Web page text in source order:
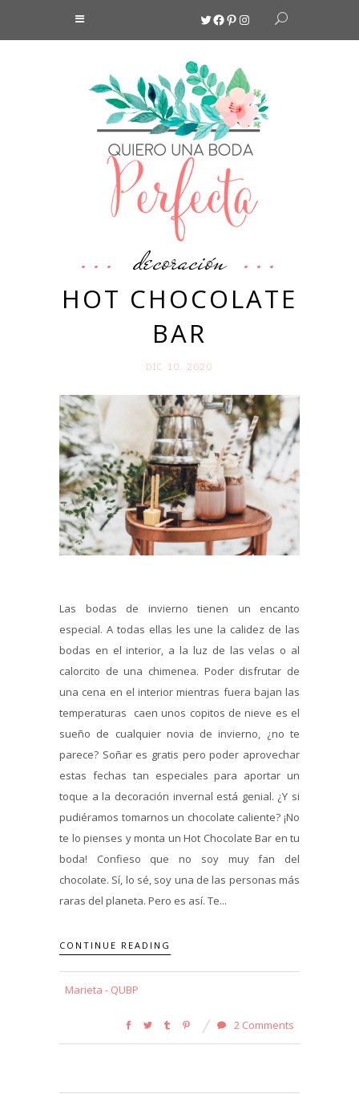
Twitter
Facebook
Pinterest
Instagram
decoración
HOT CHOCOLATE
BAR
DIC 10. 2020
Las bodas de invierno tienen un encanto
especial. A todas ellas les une la calidez de las
bodas en el interior, a la luz de las velas o al
calorcito de una chimenea. Poder disfrutar de
una cena en el interior mientras fuera bajan las
temperaturas caen unos copitos de nieve es el
sueño de cualquier novia de invierno, ¿no te
parece? Soñar es gratis pero poder aprovechar
estas fechas tan especiales para aportar un
toque a la decoración invernal está genial. ¿Y si
pudiéramos tomarnos un chocolate caliente? ¡No
te lo pienses y monta un Hot Chocolate Bar en tu
boda! Confieso que no soy muy fan del
chocolate. Sí, lo sé, soy una de las personas más
raras del planeta. Pero es así. Te...
CONTINUE READING
Marieta - QUBP
2 Comments